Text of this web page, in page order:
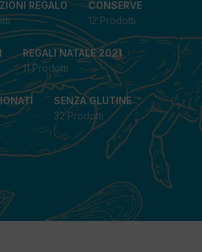
REGALO
CONSERVE
12 Prodotti
REGALI NATALE 2021
11 Prodotti
SENZA GLUTINE
32 Prodotti